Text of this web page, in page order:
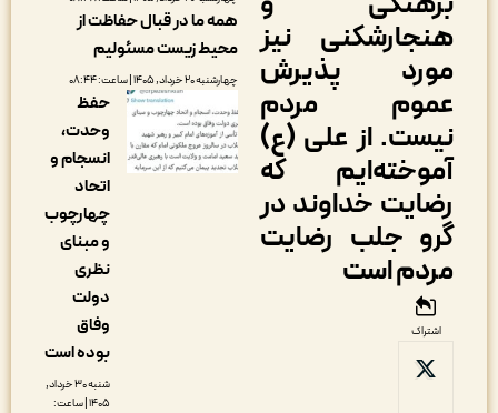
نیز
پذیرش
مردم
از علی (ع)
که
خداوند در
جلب رضایت
است
همه ما در قبال حفاظت از
محیط زیست مسئولیم
چهارشنبه ۲۰ خرداد, ۱۴۰۵ | ساعت: ۰۸:۴۴
حفظ
وحدت،
انسجام و
چهارچوب
بوده است
شنبه ۳۰ خرداد,
۱۴۰۵ | ساعت: